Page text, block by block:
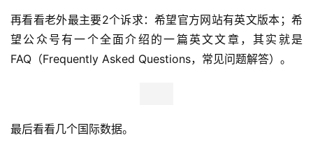
再看看老外最主要2个诉求：希望官方网站有英文版本；希
望公众号有一个全面介绍的一篇英文文章，其实就是
FAQ（Frequently Asked Questions，常见问题解答）。
最后看看几个国际数据。